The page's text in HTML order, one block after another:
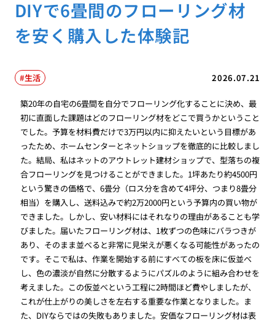
DIYで6畳間のフローリング材
を安く購入した体験記
2026.07.21
生活
築20年の自宅の6畳間を自分でフローリング化することに決め、最
初に直面した課題はどのフローリング材をどこで買うかということ
でした。予算を材料費だけで3万円以内に抑えたいという目標があ
ったため、ホームセンターとネットショップを徹底的に比較しまし
た。結局、私はネットのアウトレット建材ショップで、型落ちの複
合フローリングを見つけることができました。1坪あたり約4500円
という驚きの価格で、6畳分（ロス分を含めて4坪分、つまり8畳分
相当）を購入し、送料込みで約2万2000円という予算内の買い物が
できました。しかし、安い材料にはそれなりの理由があることも学
びました。届いたフローリング材は、1枚ずつの色味にバラつきが
あり、そのまま並べると非常に見栄えが悪くなる可能性があったの
です。そこで私は、作業を開始する前にすべての板を床に仮並べ
し、色の濃淡が自然に分散するようにパズルのように組み合わせを
考えました。この仮並べという工程に2時間ほど費やしましたが、
これが仕上がりの美しさを左右する重要な作業となりました。ま
た、DIYならではの失敗もありました。安価なフローリング材は表